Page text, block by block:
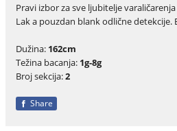
Pravi izbor za sve ljubitelje
Lak a pouzdan blank odlične
Dužina: 162cm
Težina bacanja: 1g-8g
Broj sekcija:2
Share